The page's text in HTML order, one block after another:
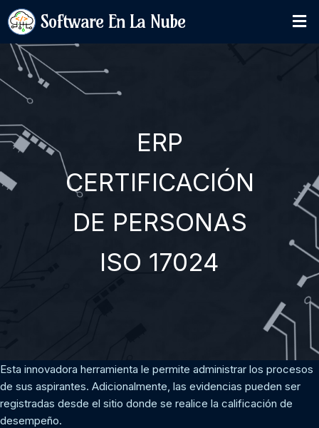
Software En La Nube
ERP
CERTIFICACIÓN
DE PERSONAS
ISO 17024
Esta innovadora herramienta le permite administrar los procesos
de sus aspirantes. Adicionalmente, las evidencias pueden ser
registradas desde el sitio donde se realice la calificación de
desempeño.